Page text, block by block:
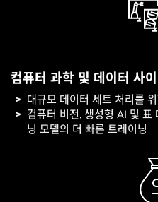
컴퓨터 과학 및 데이터 사
대규모 데이터 세트 처리를
컴퓨터 비전, 생성형 AI 및 표
닝 모델의 더 빠른 트레이닝